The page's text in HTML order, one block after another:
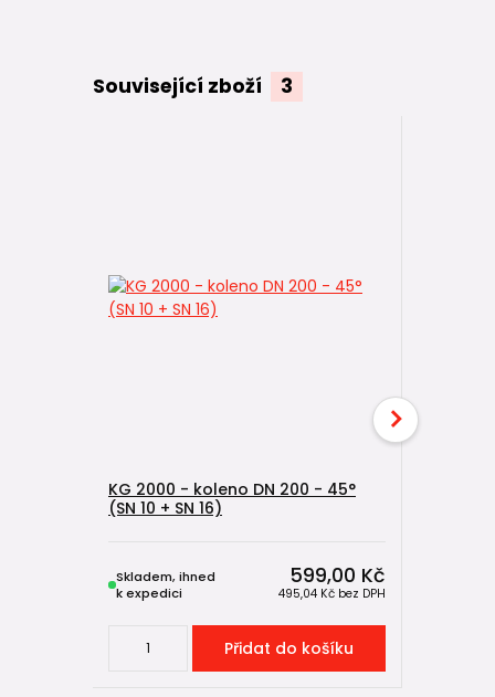
Související zboží 3
KG 2000 - koleno DN 200 - 45°
(SN 10 + SN 16)
599,00 Kč
495,04 Kč bez DPH
Skladem, ihned
k expedici
Přidat do košíku